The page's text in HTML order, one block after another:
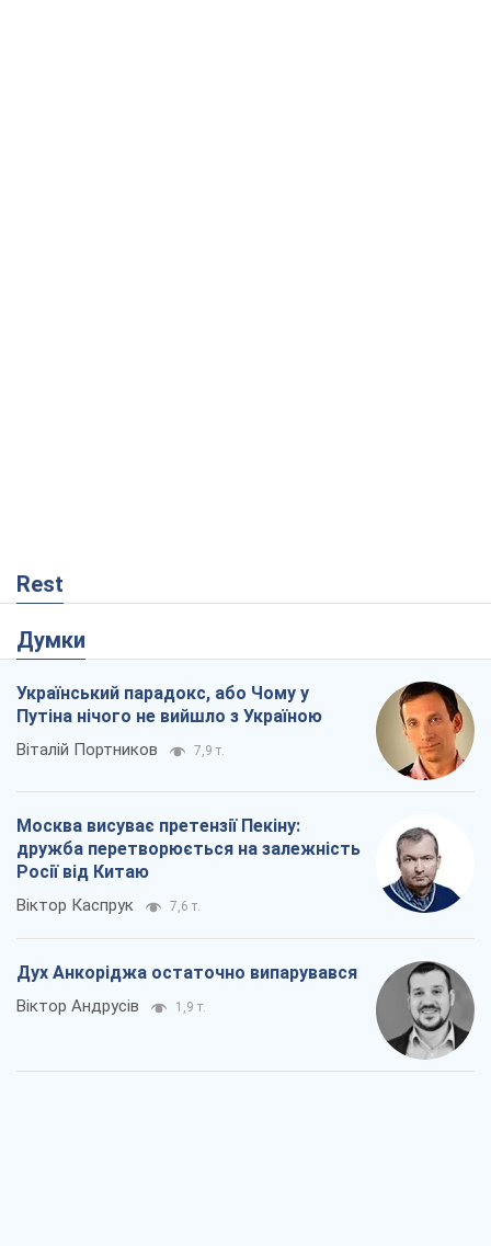
Rest
Думки
Український парадокс, або Чому у
Путіна нічого не вийшло з Україною
Віталій Портников 7,9 т.
Москва висуває претензії Пекіну:
дружба перетворюється на залежність
Росії від Китаю
Віктор Каспрук 7,6 т.
Дух Анкоріджа остаточно випарувався
Віктор Андрусів 1,9 т.